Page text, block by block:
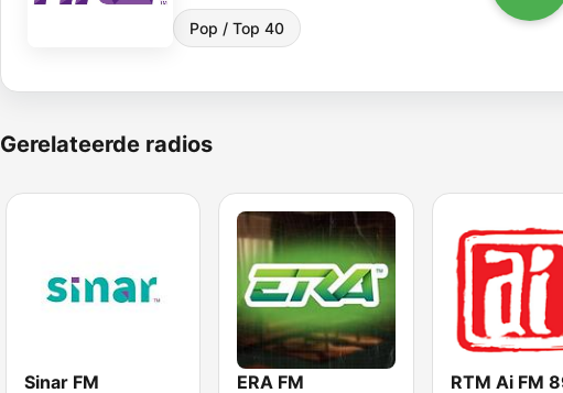
Pop / Top 40
Gerelateerde radios
Sinar FM ERA FM RTM Ai FM